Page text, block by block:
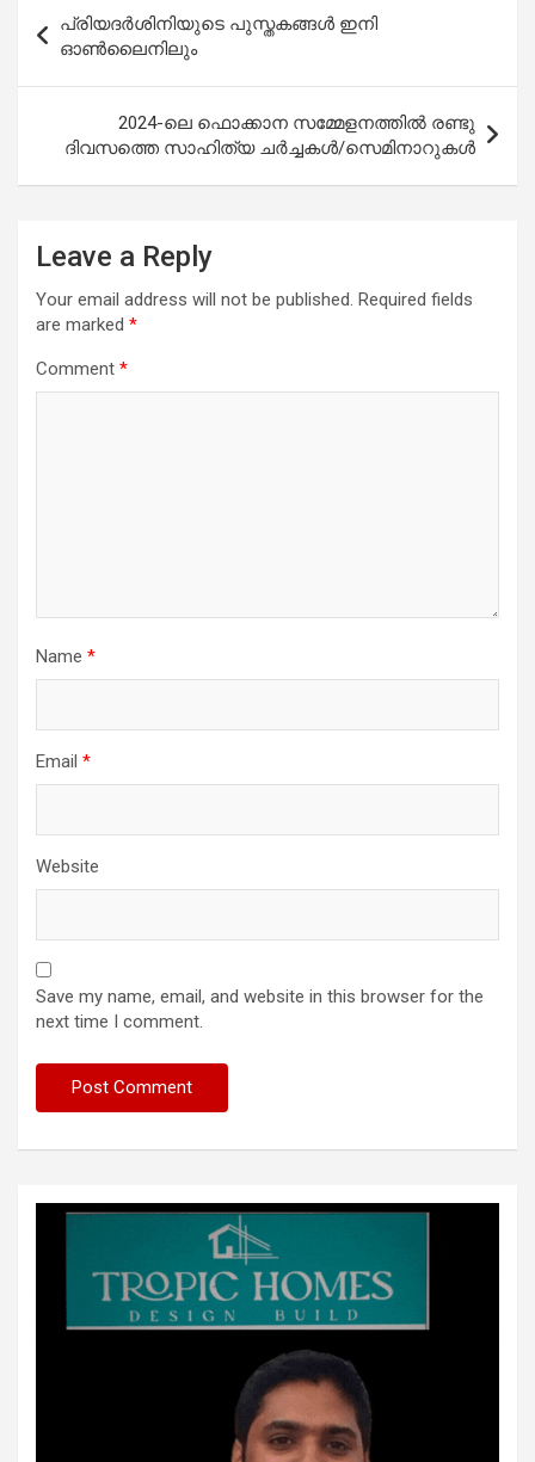
navigation
പ്രിയദര്‍ശിനിയുടെ പുസ്തകങ്ങള്‍ ഇനി
ഓണ്‍ലൈനിലും
2024-ലെ ഫൊക്കാന സമ്മേളനത്തിൽ രണ്ടു
ദിവസത്തെ സാഹിത്യ ചർച്ചകൾ/സെമിനാറുകൾ
Leave a Reply
Your email address will not be published. Required fields
are marked *
Comment *
Name *
Email *
Website
Save my name, email, and website in this browser for the
next time I comment.